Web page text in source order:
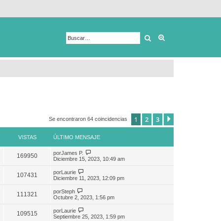
Buscar
Se encontraron 64 coincidencias 1 2 3
VISTAS ÚLTIMO MENSAJE
169950 porJames P.
Diciembre 15, 2023, 10:49 am
107431 porLaurie
Diciembre 11, 2023, 12:09 pm
111321 porSteph
Octubre 2, 2023, 1:56 pm
109515 porLaurie
Septiembre 25, 2023, 1:59 pm